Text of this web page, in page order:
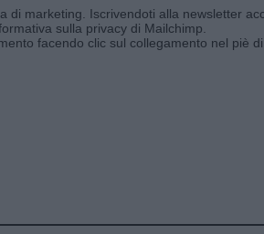
di marketing. Iscrivendoti alla newsletter
sulla privacy di Mailchimp
facendo clic sul collegamento nel piè